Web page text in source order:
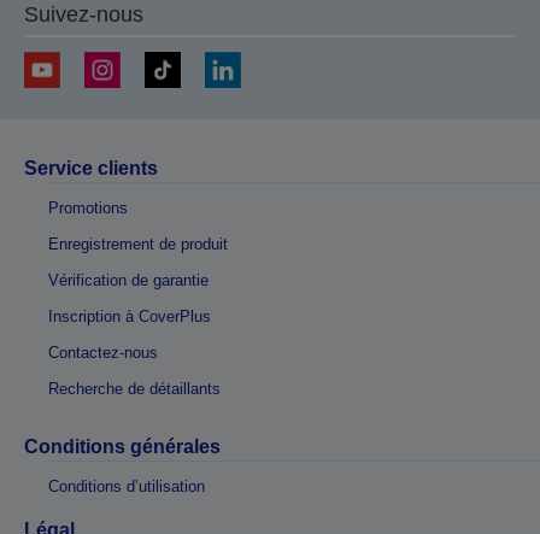
Suivez-nous
Service clients
Promotions
Enregistrement de produit
Vérification de garantie
Inscription à CoverPlus
Contactez-nous
Recherche de détaillants
Conditions générales
Conditions d’utilisation